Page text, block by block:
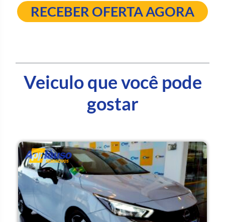
RECEBER OFERTA AGORA
Veiculo que você pode
gostar